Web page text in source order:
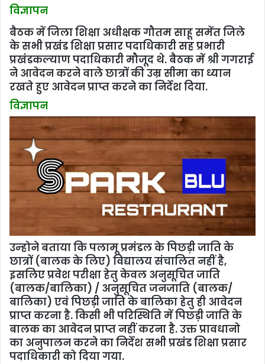
विज्ञापन
बैठक में जिला शिक्षा अधीक्षक गौतम साहू समेंत जिले
के सभी प्रखंंड शिक्षा प्रसार पदाधिकारी सह प्रभारी
प्रखंंडकल्याण पदाधिकारी मौजूद थे. बैठक में श्री गगराई
ने आवेदन करने वाले छात्रों की उम्र सीमा का ध्यान
रखते हुए आवेदन प्राप्त करने का निर्देश दिया.
विज्ञापन
उन्‍होने बताया कि पलामू प्रमंंडल के पिछड़ी जाति के
छात्रों (बालक के लिए) विद्यालय संचालित नहीं है,
इसलिए प्रवेश परीक्षा हेतु केवल अनुसूचित जाति
(बालक/बालिका) / अनुसूचित जनजाति (बालक/
बालिका) एवं पिछड़ी जाति के बालिका हेतु ही आवेदन
प्राप्त करना है. किसी भी परिस्थिति में पिछड़ी जाति के
बालक का आवेदन प्राप्त नहीं करना है. उक्त प्रावधानो
का अनुपालन करने का निर्देश सभी प्रखंंड शिक्षा प्रसार
पदाधिकारी को दिया गया.